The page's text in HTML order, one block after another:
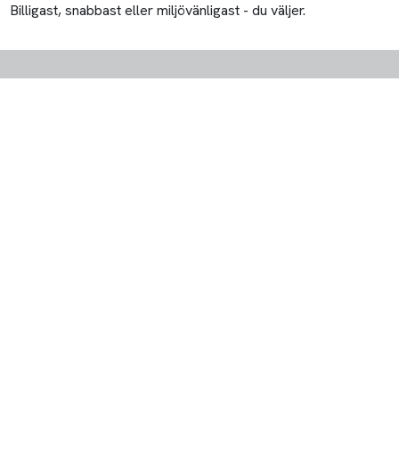
Billigast, snabbast eller miljövänligast - du väljer.